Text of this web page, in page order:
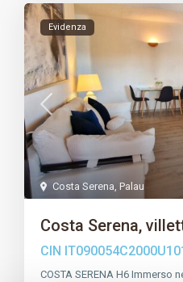
Costa Serena, Palau
Evidenza
Costa Serena,
CIN
COSTA SERENA H6 Immerso